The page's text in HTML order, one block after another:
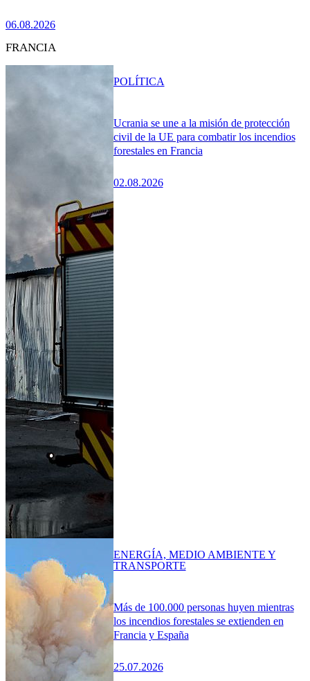
06.08.2026
FRANCIA
Ucrania se une a la misión de protección
civil de la UE para combatir los incendios
forestales en Francia
02.08.2026
POLÍTICA
Más de 100.000 personas huyen mientras
los incendios forestales se extienden en
Francia y España
25.07.2026
ENERGÍA, MEDIO AMBIENTE Y
TRANSPORTE